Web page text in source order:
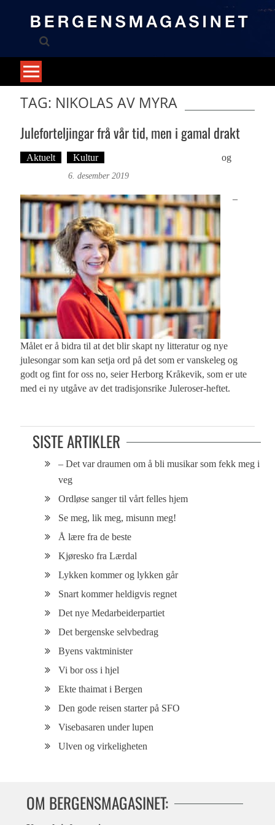
TAG: NIKOLAS AV MYRA
Juleforteljingar frå vår tid, men i gamal drakt
Aktuelt Kultur og
6. desember 2019
–
Målet er å bidra til at det blir skapt ny litteratur og nye
julesongar som kan setja ord på det som er vanskeleg og
godt og fint for oss no, seier Herborg Kråkevik, som er ute
med ei ny utgåve av det tradisjonsrike Juleroser-heftet.
SISTE ARTIKLER
– Det var draumen om å bli musikar som fekk meg i
veg
Ordløse sanger til vårt felles hjem
Se meg, lik meg, misunn meg!
Å lære fra de beste
Kjøresko fra Lærdal
Lykken kommer og lykken går
Snart kommer heldigvis regnet
Det nye Medarbeiderpartiet
Det bergenske selvbedrag
Byens vaktminister
Vi bor oss i hjel
Ekte thaimat i Bergen
Den gode reisen starter på SFO
Visebasaren under lupen
Ulven og virkeligheten
OM BERGENSMAGASINET: